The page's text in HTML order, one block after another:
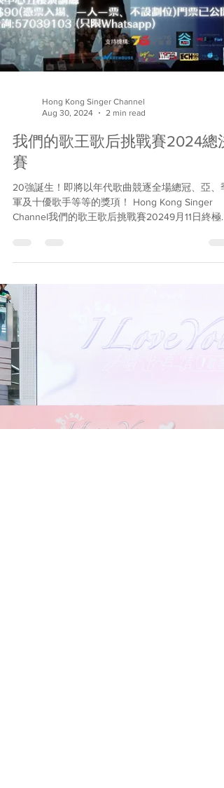
Hong Kong Singer Channel
20強誕生！即將以年代歌曲競逐全場總冠、亞、季
軍及十優歌手等等的獎項！ Hong Kong Singer
Channel我們的歌王歌后挑戰賽20249月11日終極
戰門票現已有售！ 經過激烈的初賽及準決賽，
Kong Singer...